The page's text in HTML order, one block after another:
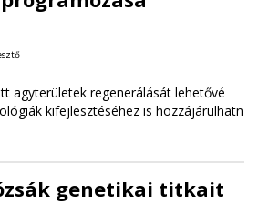
agyterületek regenerálását lehetővé
kifejlesztéséhez is hozzájárulhatn
genetikai titkait